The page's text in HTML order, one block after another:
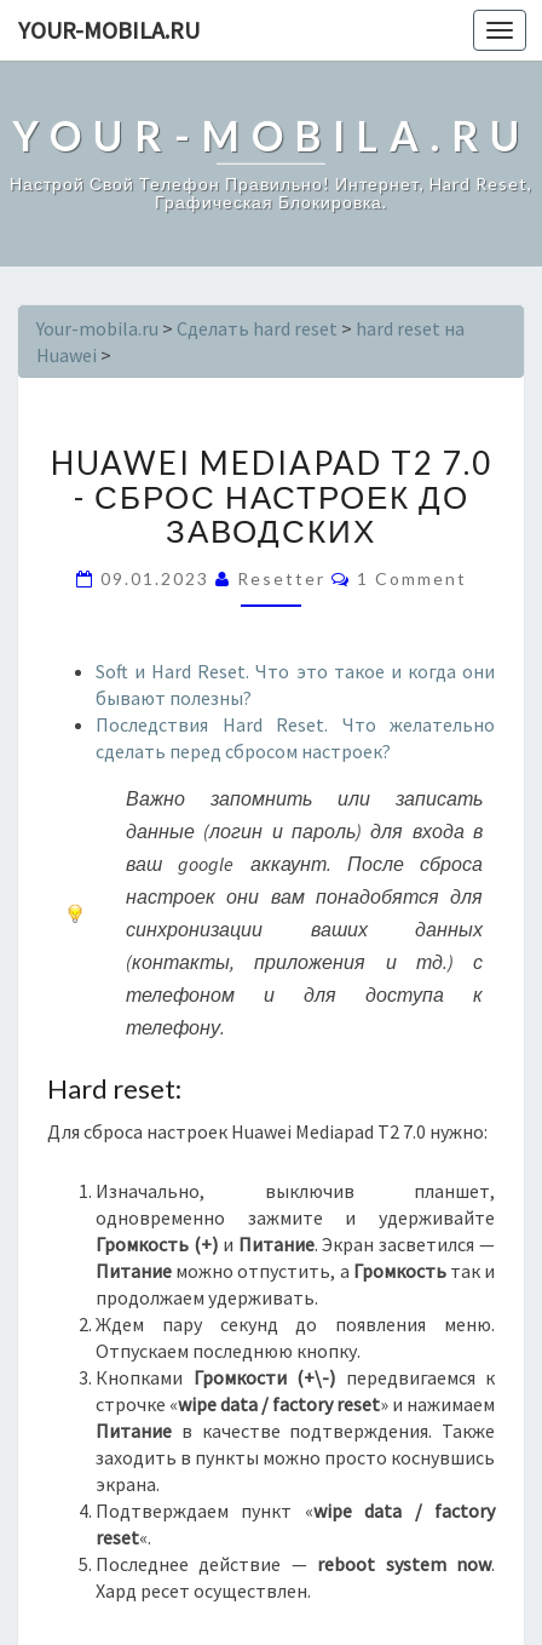
YOUR-MOBILA.RU
YOUR-MOBILA.RU
Настрой Свой Телефон Правильно! Интернет, Hard Reset,
Графическая Блокировка.
Your-mobila.ru > Сделать hard reset > hard reset на
Huawei >
U
A
W
E
I
P
A
T
2
7
.
G
O
9
HUAWEI MEDIAPAD T2 7.0
- СБРОС НАСТРОЕК ДО
ЗАВОДСКИХ
09.01.2023 Resetter
C
O
N
T
1 Comment
Soft и Hard Reset. Что это такое и когда они
бывают полезны?
Последствия Hard Reset. Что желательно
сделать перед сбросом настроек?
Важно запомнить или записать
данные (логин и пароль) для входа в
ваш google аккаунт. После сброса
настроек они вам понадобятся для
синхронизации ваших данных
(контакты, приложения и тд.) с
телефоном и для доступа к
телефону.
Hard reset:
Для сброса настроек Huawei Mediapad T2 7.0 нужно:
Изначально, выключив планшет,
одновременно зажмите и удерживайте
Громкость (+)и Питание. Экран засветился —
Питание можно отпустить, а Громкостьтак и
продолжаем удерживать.
Ждем пару секунд до появления меню.
Отпускаем последнюю кнопку.
Кнопками Громкости (+\-) передвигаемся к
строчке «wipe data / factory reset» и нажимаем
Питание в качестве подтверждения. Также
заходить в пункты можно просто коснувшись
экрана.
Подтверждаем пункт «wipe data / factory
reset«.
Последнее действие — reboot system now.
Хард ресет осуществлен.